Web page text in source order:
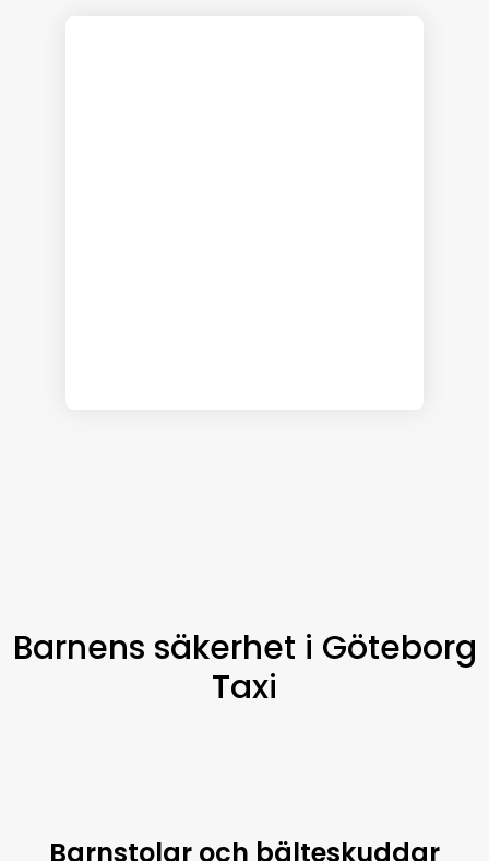
Barnens säkerhet i Göteborg
Taxi
Barnstolar och bälteskuddar